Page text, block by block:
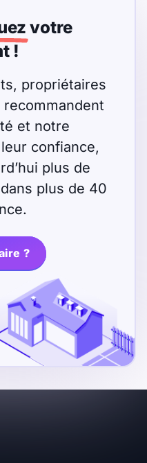
votre
!
propriétaires
et notre
confiance,
plus de
plus de 40
?